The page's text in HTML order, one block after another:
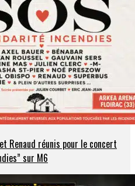
Renaud réunis pour le concert
sur M6